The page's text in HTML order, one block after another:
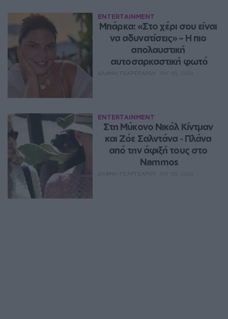
ENTERTAINMENT
Μπάρκα: «Στο χέρι σου είναι
να αδυνατίσεις» – Η πιο
απολαυστική
αυτοσαρκαστική φωτό
ENTERTAINMENT
Στη Μύκονο Νικόλ Κίντμαν
και Ζόε Σαλντάνα ‑ Πλάνα
από την άφιξή τους στο
Nammos